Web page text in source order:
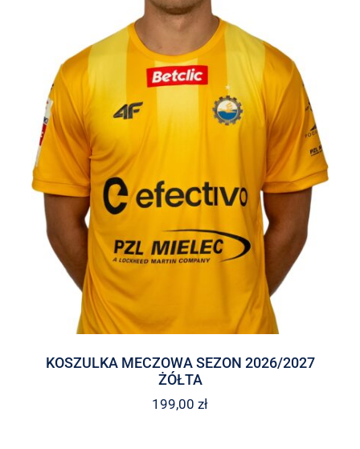
KOSZULKA MECZOWA SEZON 2026/2027
ŻÓŁTA
199,00 zł